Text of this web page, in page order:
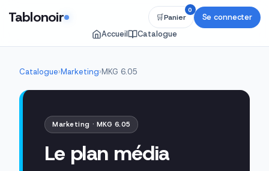
Tablonoir
Accueil Catalogue
🛒Panier
0
Se connecter
Catalogue›Marketing›MKG 6.05
Marketing · MKG 6.05
Le plan média